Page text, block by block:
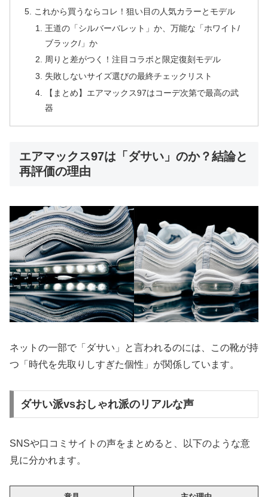
これから買うならコレ！狙い目の人気カラーとモデル
王道の「シルバーバレット」か、万能な「ホワイト/
ブラック/」か
周りと差がつく！注目コラボと限定復刻モデル
失敗しないサイズ選びの最終チェックリスト
【まとめ】エアマックス97はコーデ次第で最高の武
器
エアマックス97は「ダサい」のか？結論と
再評価の理由
ネットの一部で「ダサい」と言われるのには、この靴が持
つ「時代を先取りしすぎた個性」が関係しています。
ダサい派vsおしゃれ派のリアルな声
SNSや口コミサイトの声をまとめると、以下のような意
見に分かれます。